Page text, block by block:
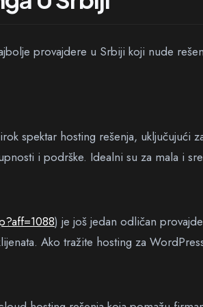
provajdere u Srbiji koji nude
spektar hosting rešenja, uključujući
i podrške. Idealni su za mala i
) je još jedan odličan
Ako tražite hosting za